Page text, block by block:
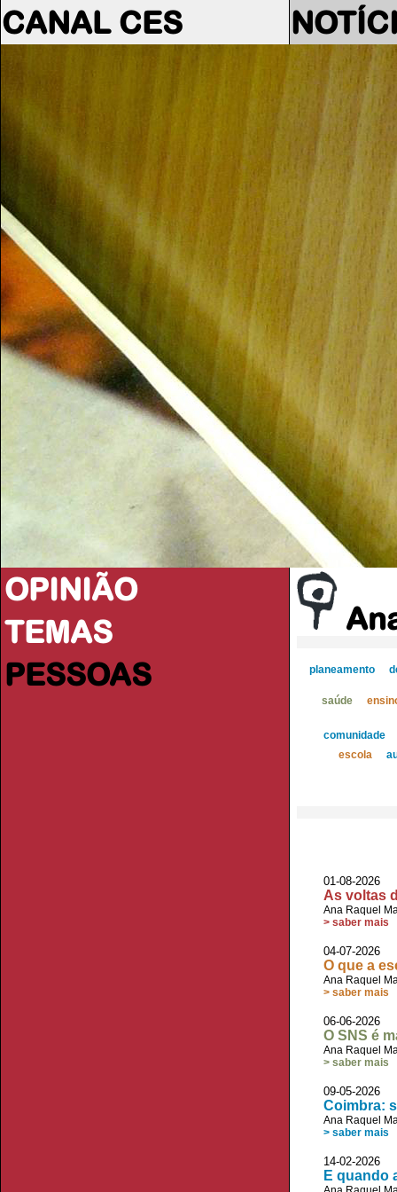
CANAL CES
OPINIÃO
TEMAS
PESSOAS
planeamento
saúde
comunidade
escola
01-08-
As voltas
Ana Raquel
> saber mais
04-07-
O que a
Ana Raquel
> saber mais
06-06-
O SNS é
Ana Raquel
> saber mais
09-05-
Coimbra:
Ana Raquel
> saber mais
14-02-
E quando